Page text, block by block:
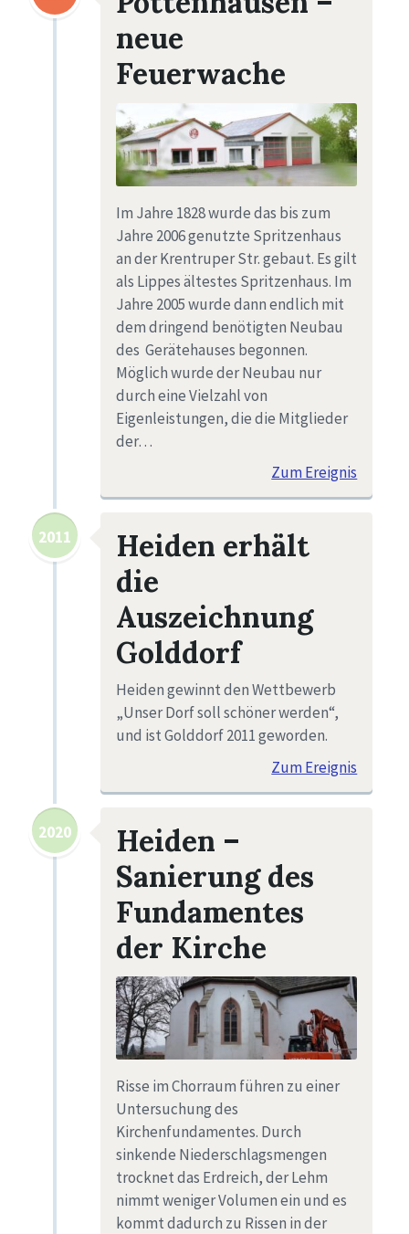
neue
Feuerwache
Im Jahre 1828 wurde das bis zum
Jahre 2006 genutzte Spritzenhaus
an der Krentruper Str. gebaut. Es gilt
als Lippes ältestes Spritzenhaus. Im
Jahre 2005 wurde dann endlich mit
dem dringend benötigten Neubau
des Gerätehauses begonnen.
Möglich wurde der Neubau nur
durch eine Vielzahl von
Eigenleistungen, die die Mitglieder
der…
Zum Ereignis
2011
Heiden erhält
die
Auszeichnung
Golddorf
Heiden gewinnt den Wettbewerb
„Unser Dorf soll schöner werden“,
und ist Golddorf 2011 geworden.
Zum Ereignis
2020
Heiden –
Sanierung des
Fundamentes
der Kirche
Risse im Chorraum führen zu einer
Untersuchung des
Kirchenfundamentes. Durch
sinkende Niederschlagsmengen
trocknet das Erdreich, der Lehm
nimmt weniger Volumen ein und es
kommt dadurch zu Rissen in der